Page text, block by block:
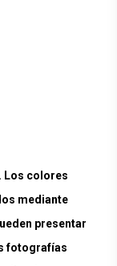
Los colores
mediante
presentar
fotografías